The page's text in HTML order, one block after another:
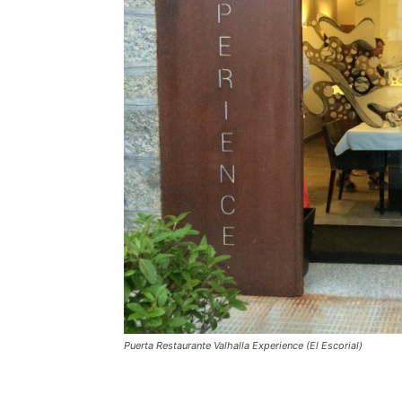
Puerta Restaurante Valhalla Experience (El Escorial)